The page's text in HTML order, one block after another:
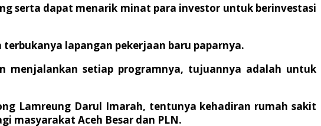
serta dapat menarik minat para investor untuk berinvestasi
lapangan pekerjaan baru paparnya.
menjalankan setiap programnya, tujuannya adalah untuk
Lamreung Darul Imarah, tentunya kehadiran rumah sakit
masyarakat Aceh Besar dan PLN.